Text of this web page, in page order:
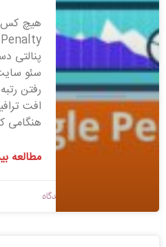
هیچ کس
پنالتی
سئو
رفتن
افت
هنگامی
مطالعه
بدون دیدگاه